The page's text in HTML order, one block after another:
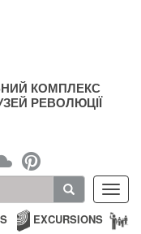
КОМПЛЕКС
РЕВОЛЮЦІЇ
EXCURSIONS